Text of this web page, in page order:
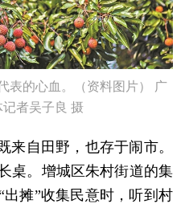
表的心血。（资料图片） 广
者吴子良 摄
来自田野，也存于闹市。
桌。增城区朱村街道的集
摊”收集民意时，听到村